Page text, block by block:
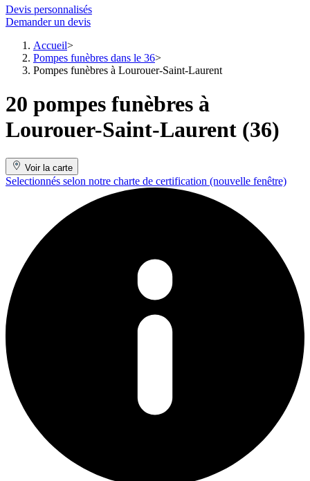
Devis personnalisés
Demander un devis
Accueil
Pompes funèbres dans le 36
Pompes funèbres à Lourouer-Saint-Laurent
20 pompes funèbres à
Lourouer-Saint-Laurent (36)
Voir la carte
Selectionnés selon notre charte de certification (nouvelle fenêtre)